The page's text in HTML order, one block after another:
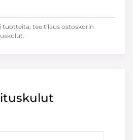
tuotteita, tee tilaus ostoskorin